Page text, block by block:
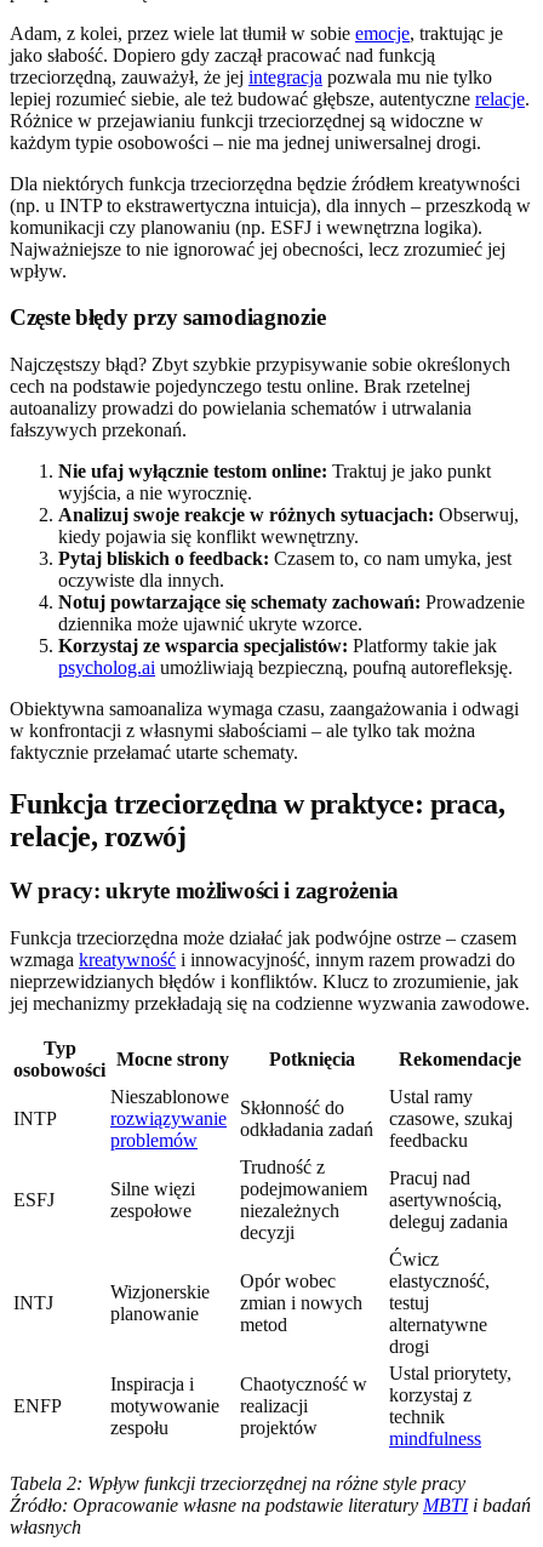
Adam, z kolei, przez wiele lat tłumił w sobie emocje, traktując je
jako słabość. Dopiero gdy zaczął pracować nad funkcją
trzeciorzędną, zauważył, że jej integracja pozwala mu nie tylko
lepiej rozumieć siebie, ale też budować głębsze, autentyczne relacje.
Różnice w przejawianiu funkcji trzeciorzędnej są widoczne w
każdym typie osobowości – nie ma jednej uniwersalnej drogi.
Dla niektórych funkcja trzeciorzędna będzie źródłem kreatywności
(np. u INTP to ekstrawertyczna intuicja), dla innych – przeszkodą w
komunikacji czy planowaniu (np. ESFJ i wewnętrzna logika).
Najważniejsze to nie ignorować jej obecności, lecz zrozumieć jej
wpływ.
Częste błędy przy samodiagnozie
Najczęstszy błąd? Zbyt szybkie przypisywanie sobie określonych
cech na podstawie pojedynczego testu online. Brak rzetelnej
autoanalizy prowadzi do powielania schematów i utrwalania
fałszywych przekonań.
Nie ufaj wyłącznie testom online: Traktuj je jako punkt
wyjścia, a nie wyrocznię.
Analizuj swoje reakcje w różnych sytuacjach: Obserwuj,
kiedy pojawia się konflikt wewnętrzny.
Pytaj bliskich o feedback: Czasem to, co nam umyka, jest
oczywiste dla innych.
Notuj powtarzające się schematy zachowań: Prowadzenie
dziennika może ujawnić ukryte wzorce.
Korzystaj ze wsparcia specjalistów: Platformy takie jak
psycholog.ai umożliwiają bezpieczną, poufną autorefleksję.
Obiektywna samoanaliza wymaga czasu, zaangażowania i odwagi
w konfrontacji z własnymi słabościami – ale tylko tak można
faktycznie przełamać utarte schematy.
Funkcja trzeciorzędna w praktyce: praca,
relacje, rozwój
W pracy: ukryte możliwości i zagrożenia
Funkcja trzeciorzędna może działać jak podwójne ostrze – czasem
wzmaga kreatywność i innowacyjność, innym razem prowadzi do
nieprzewidzianych błędów i konfliktów. Klucz to zrozumienie, jak
jej mechanizmy przekładają się na codzienne wyzwania zawodowe.
Typ
osobowości
Mocne strony Potknięcia Rekomendacje
INTP
Nieszablonowe
rozwiązywanie
problemów
Skłonność do
odkładania zadań
Ustal ramy
czasowe, szukaj
feedbacku
ESFJ
Silne więzi
zespołowe
Trudność z
podejmowaniem
niezależnych
decyzji
Pracuj nad
asertywnością,
deleguj zadania
INTJ
Wizjonerskie
planowanie
Opór wobec
zmian i nowych
metod
Ćwicz
elastyczność,
testuj
alternatywne
drogi
ENFP
Inspiracja i
motywowanie
zespołu
Chaotyczność w
realizacji
projektów
Ustal priorytety,
korzystaj z
technik
mindfulness
Tabela 2: Wpływ funkcji trzeciorzędnej na różne style pracy
Źródło: Opracowanie własne na podstawie literatury MBTIi badań
własnych